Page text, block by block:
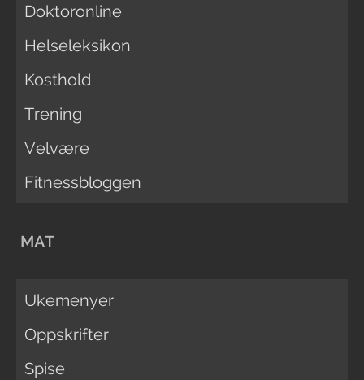
Doktoronline
Helseleksikon
Kosthold
Trening
Velvære
Fitnessbloggen
MAT
Ukemenyer
Oppskrifter
Spise